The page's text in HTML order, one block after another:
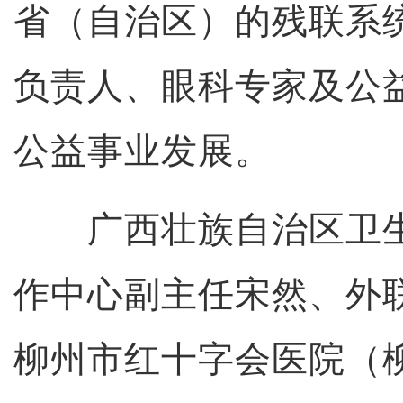
省（自治区）的残联系
负责人、眼科专家及公
公益事业发展。
广西壮族自治区卫
作中心副主任宋然、外
柳州市红十字会医院（